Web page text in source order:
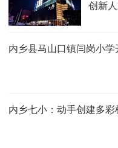
创新
内乡县马山口镇闫岗小
内乡七小：动手创建多